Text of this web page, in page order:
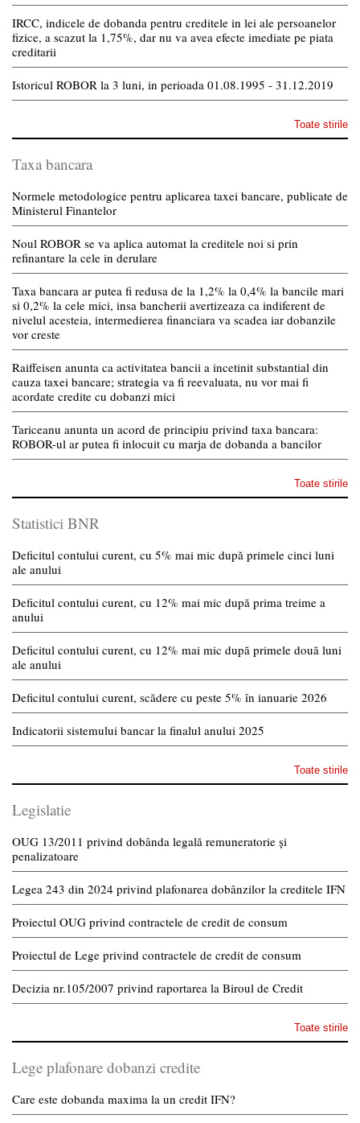
IRCC, indicele de dobanda pentru creditele in lei ale persoanelor
fizice, a scazut la 1,75%, dar nu va avea efecte imediate pe piata
creditarii
Istoricul ROBOR la 3 luni, in perioada 01.08.1995 - 31.12.2019
Toate stirile
Taxa bancara
Normele metodologice pentru aplicarea taxei bancare, publicate de
Ministerul Finantelor
Noul ROBOR se va aplica automat la creditele noi si prin
refinantare la cele in derulare
Taxa bancara ar putea fi redusa de la 1,2% la 0,4% la bancile mari
si 0,2% la cele mici, insa bancherii avertizeaza ca indiferent de
nivelul acesteia, intermedierea financiara va scadea iar dobanzile
vor creste
Raiffeisen anunta ca activitatea bancii a incetinit substantial din
cauza taxei bancare; strategia va fi reevaluata, nu vor mai fi
acordate credite cu dobanzi mici
Tariceanu anunta un acord de principiu privind taxa bancara:
ROBOR-ul ar putea fi inlocuit cu marja de dobanda a bancilor
Toate stirile
Statistici BNR
Deficitul contului curent, cu 5% mai mic după primele cinci luni
ale anului
Deficitul contului curent, cu 12% mai mic după prima treime a
anului
Deficitul contului curent, cu 12% mai mic după primele două luni
ale anului
Deficitul contului curent, scădere cu peste 5% în ianuarie 2026
Indicatorii sistemului bancar la finalul anului 2025
Toate stirile
Legislatie
OUG 13/2011 privind dobânda legală remuneratorie și
penalizatoare
Legea 243 din 2024 privind plafonarea dobânzilor la creditele IFN
Proiectul OUG privind contractele de credit de consum
Proiectul de Lege privind contractele de credit de consum
Decizia nr.105/2007 privind raportarea la Biroul de Credit
Toate stirile
Lege plafonare dobanzi credite
Care este dobanda maxima la un credit IFN?